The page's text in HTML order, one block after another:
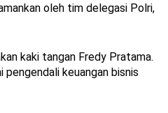
oleh tim delegasi Polri,
kaki tangan Fredy Pratama.
pengendali keuangan bisnis